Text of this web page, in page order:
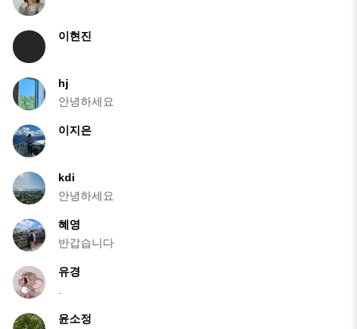
이현진
hj
안녕하세요
이지은
kdi
안녕하세요
혜영
반갑습니다
유경
.
윤소정